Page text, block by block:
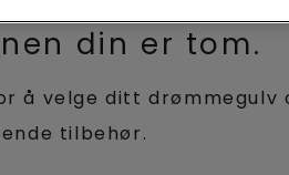
din er tom.
å velge ditt drømmegulv
tilbehør.